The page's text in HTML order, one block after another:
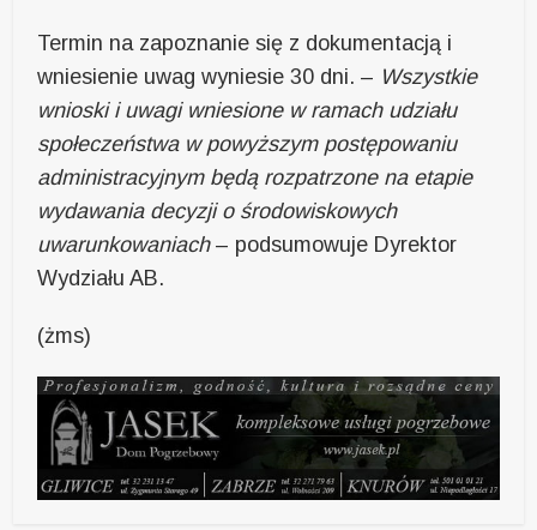
Termin na zapoznanie się z dokumentacją i
wniesienie uwag wyniesie 30 dni. – Wszystkie
wnioski i uwagi wniesione w ramach udziału
społeczeństwa w powyższym postępowaniu
administracyjnym będą rozpatrzone na etapie
wydawania decyzji o środowiskowych
uwarunkowaniach– podsumowuje Dyrektor
Wydziału AB.
(żms)